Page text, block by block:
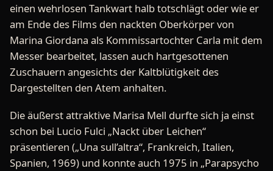
einen wehrlosen Tankwart halb totschlägt oder wie er
am Ende des Films den nackten Oberkörper von
Marina Giordana als Kommissartochter Carla mit dem
Messer bearbeitet, lassen auch hartgesottenen
Zuschauern angesichts der Kaltblütigkeit des
Dargestellten den Atem anhalten.
Die äußerst attraktive Marisa Mell durfte sich ja einst
schon bei Lucio Fulci „Nackt über Leichen“
präsentieren („Una sull’altra“, Frankreich, Italien,
Spanien, 1969) und konnte auch 1975 in „Parapsycho